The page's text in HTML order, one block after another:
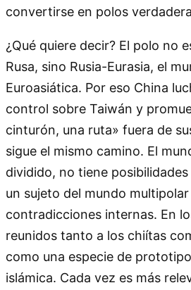
convertirse en polos
¿Qué quiere decir? El polo no
Rusa, sino Rusia-Eurasia, el
Euroasiática. Por eso China
control sobre Taiwán y
cinturón, una ruta» fuera de
sigue el mismo camino. El
dividido, no tiene
un sujeto del mundo
contradicciones internas. En
reunidos tanto a los chiítas
como una especie de
islámica. Cada vez es más